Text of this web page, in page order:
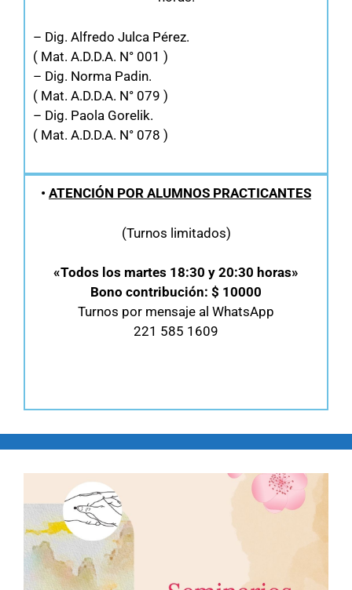
– Dig. Alfredo Julca Pérez.
( Mat. A.D.D.A. N° 001 )
– Dig. Norma Padin.
( Mat. A.D.D.A. N° 079 )
– Dig. Paola Gorelik.
( Mat. A.D.D.A. N° 078 )
• ATENCIÓN POR ALUMNOS PRACTICANTES
(Turnos limitados)
«Todos los martes 18:30 y 20:30 horas»
Bono contribución: $ 10000
Turnos por mensaje al WhatsApp
221 585 1609